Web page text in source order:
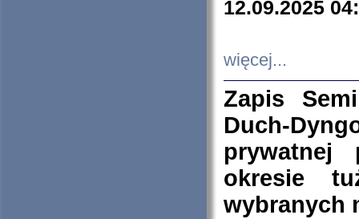
12.09.2025
więcej...
Zapis
Duch-
prywatnej
okresie
wybranych